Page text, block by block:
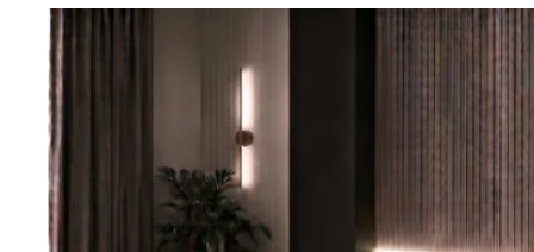
valoraciones
de
clientes